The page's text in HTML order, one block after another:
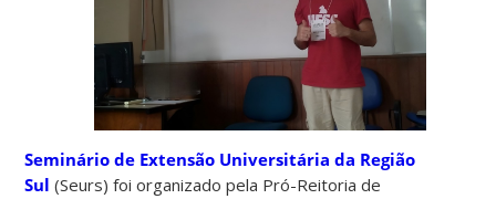
Seminário de Extensão Universitária da Região
Sul (Seurs) foi organizado pela Pró-Reitoria de